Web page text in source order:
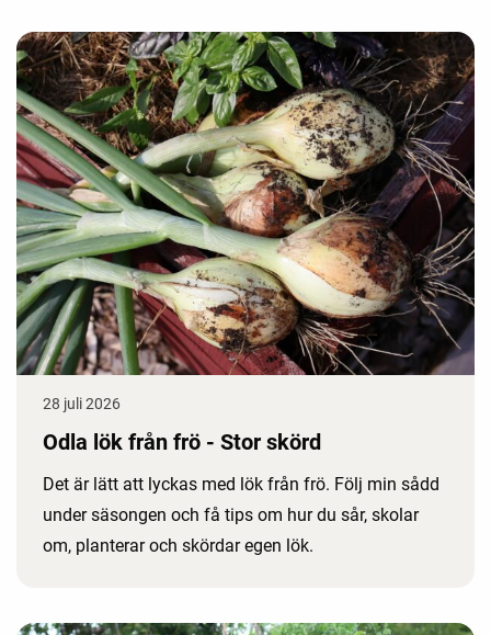
28 juli 2026
Odla lök från frö - Stor skörd
Det är lätt att lyckas med lök från frö. Följ min sådd
under säsongen och få tips om hur du sår, skolar
om, planterar och skördar egen lök.